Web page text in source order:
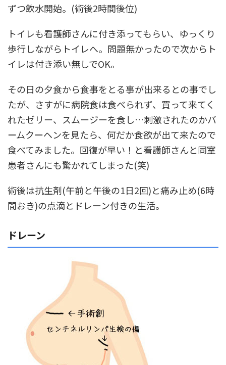
ずつ飲水開始。(術後2時間後位)
トイレも看護師さんに付き添ってもらい、ゆっくり
歩行しながらトイレへ。問題無かったので次からト
イレは付き添い無しでOK。
その日の夕食から食事をとる事が出来るとの事でし
たが、さすがに病院食は食べられず、買って来てく
れたゼリー、スムージーを食し…刺激されたのかバ
ームクーヘンを見たら、何だか食欲が出て来たので
食べてみました。回復が早い！と看護師さんと同室
患者さんにも驚かれてしまった(笑)
術後は抗生剤(午前と午後の1日2回)と痛み止め(6時
間おき)の点滴とドレーン付きの生活。
ドレーン